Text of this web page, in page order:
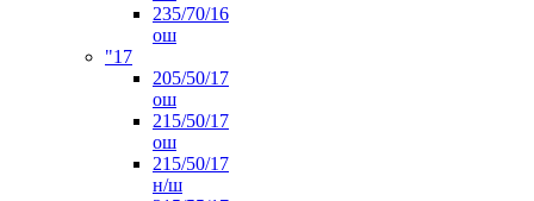
235/70/16
ош
"17
205/50/17
ош
215/50/17
ош
215/50/17
н/ш